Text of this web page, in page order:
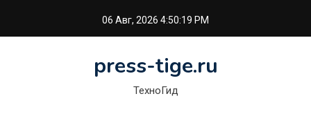
06 Авг, 2026 4:50:20 PM
press-tige.ru
ТехноГид